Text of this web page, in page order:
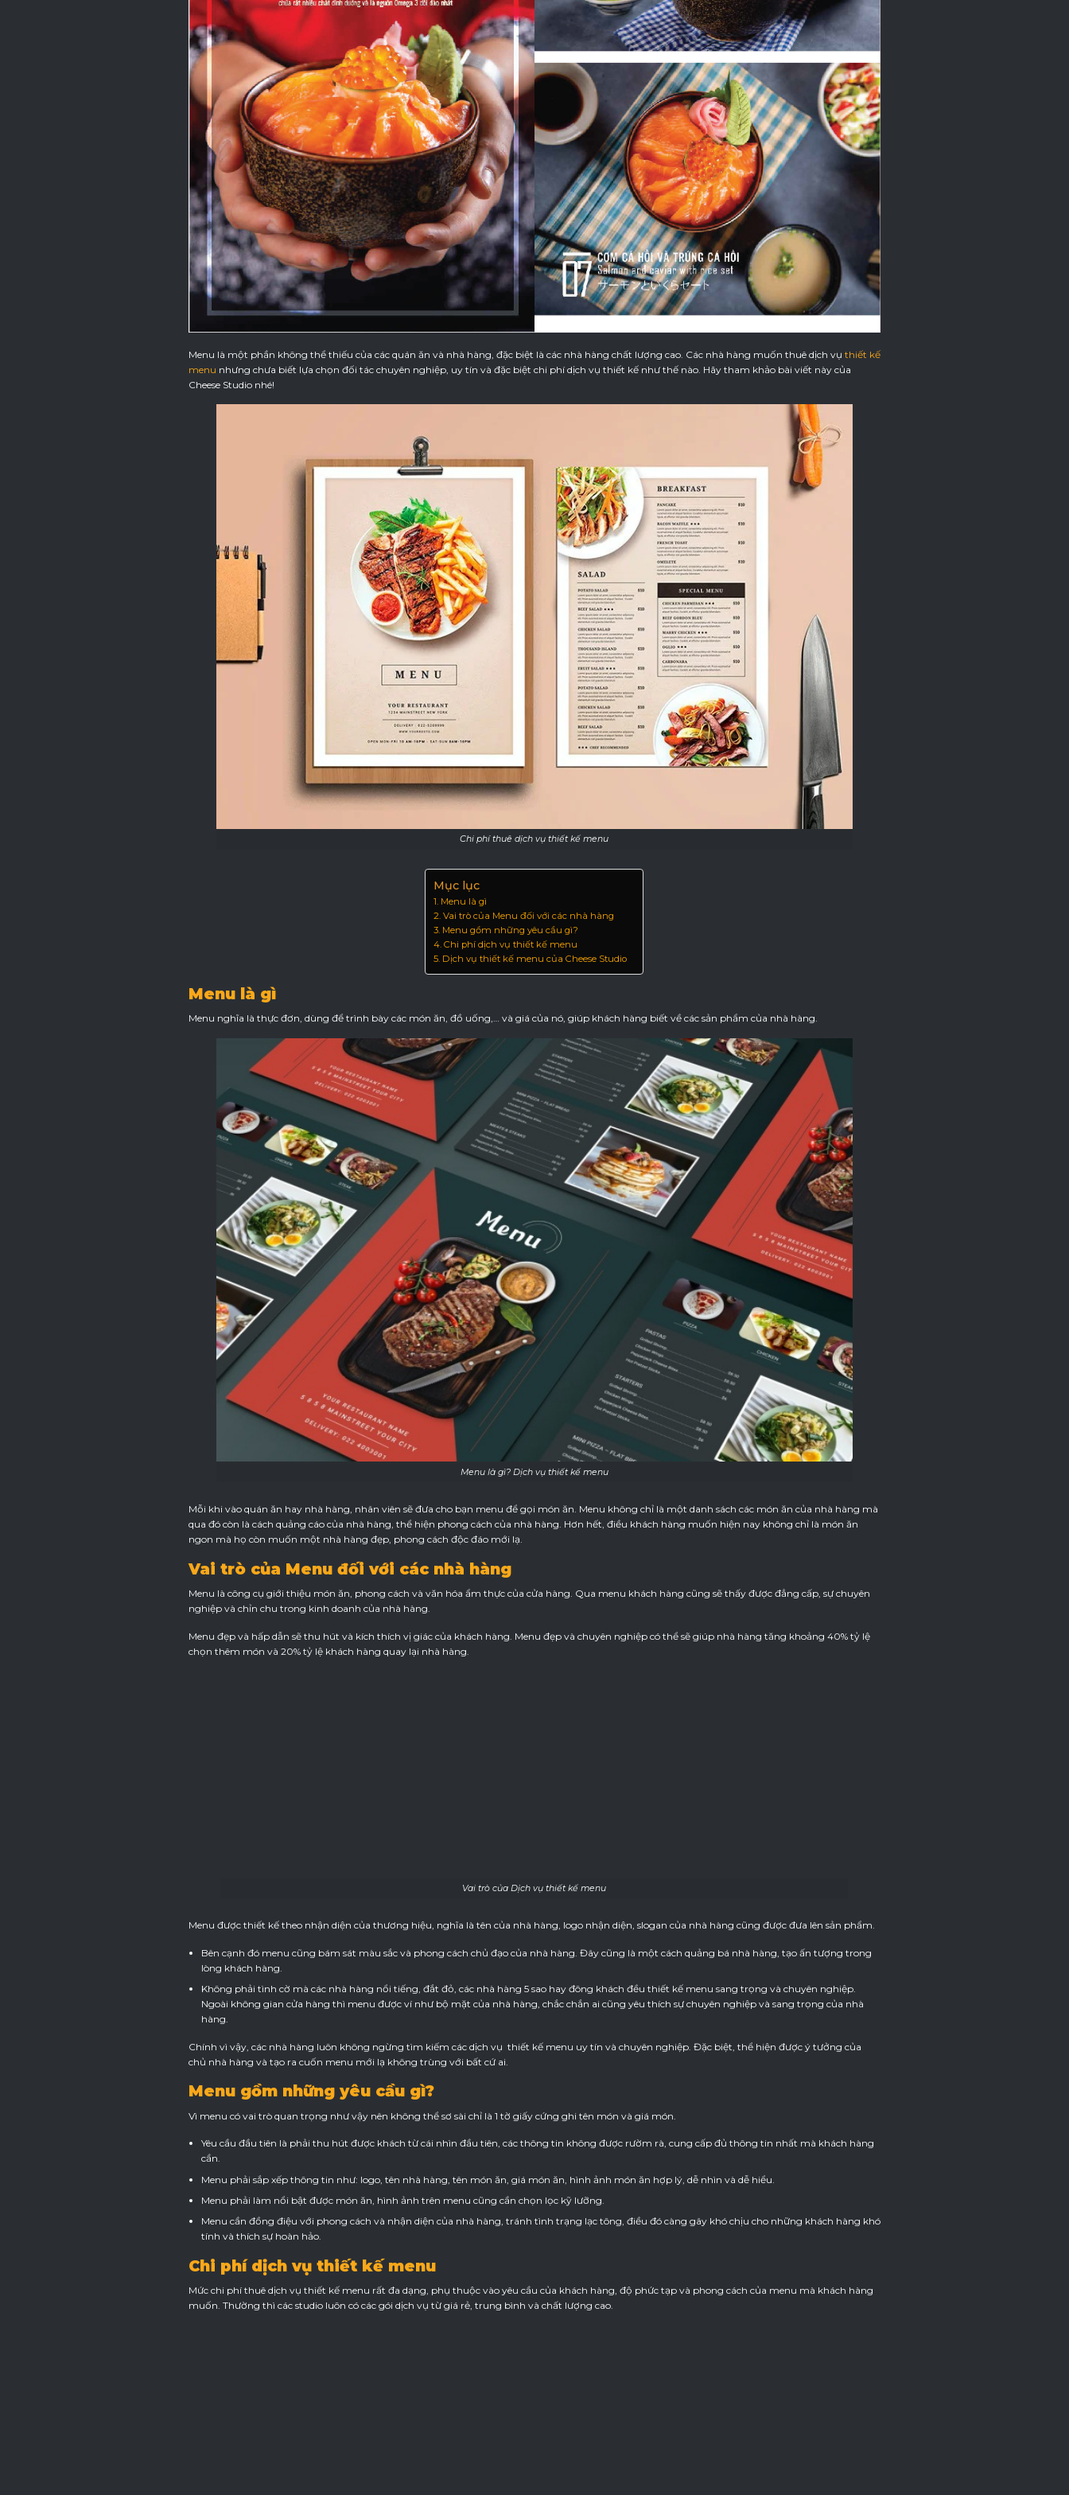
Menu là một phần không thể thiếu của các quán ăn và nhà hàng, đặc biệt là các nhà hàng chất lượng cao. Các nhà hàng muốn thuê dịch vụ thiết kế
menu nhưng chưa biết lựa chọn đối tác chuyên nghiệp, uy tín và đặc biệt chi phí dịch vụ thiết kế như thế nào. Hãy tham khảo bài viết này của
Cheese Studio nhé!
Chi phí thuê dịch vụ thiết kế menu
Mục lục
Menu là gì
Vai trò của Menu đối với các nhà hàng
Menu gồm những yêu cầu gì?
Chi phí dịch vụ thiết kế menu
Dịch vụ thiết kế menu của Cheese Studio
Menu là gì
Menu nghĩa là thực đơn, dùng để trình bày các món ăn, đồ uống,… và giá của nó, giúp khách hàng biết về các sản phẩm của nhà hàng.
Menu là gì? Dịch vụ thiết kế menu
Mỗi khi vào quán ăn hay nhà hàng, nhân viên sẽ đưa cho bạn menu để gọi món ăn. Menu không chỉ là một danh sách các món ăn của nhà hàng mà
qua đó còn là cách quảng cáo của nhà hàng, thể hiện phong cách của nhà hàng. Hơn hết, điều khách hàng muốn hiện nay không chỉ là món ăn
ngon mà họ còn muốn một nhà hàng đẹp, phong cách độc đáo mới lạ.
Vai trò của Menu đối với các nhà hàng
Menu là công cụ giới thiệu món ăn, phong cách và văn hóa ẩm thực của cửa hàng. Qua menu khách hàng cũng sẽ thấy được đẳng cấp, sự chuyên
nghiệp và chỉn chu trong kinh doanh của nhà hàng.
Menu đẹp và hấp dẫn sẽ thu hút và kích thích vị giác của khách hàng. Menu đẹp và chuyên nghiệp có thể sẽ giúp nhà hàng tăng khoảng 40% tỷ lệ
chọn thêm món và 20% tỷ lệ khách hàng quay lại nhà hàng.
Vai trò của Dịch vụ thiết kế menu
Menu được thiết kế theo nhận diện của thương hiệu, nghĩa là tên của nhà hàng, logo nhận diện, slogan của nhà hàng cũng được đưa lên sản phẩm.
Bên cạnh đó menu cũng bám sát màu sắc và phong cách chủ đạo của nhà hàng. Đây cũng là một cách quảng bá nhà hàng, tạo ấn tượng trong
lòng khách hàng.
Không phải tình cờ mà các nhà hàng nổi tiếng, đắt đỏ, các nhà hàng 5 sao hay đông khách đều thiết kế menu sang trọng và chuyên nghiệp.
Ngoài không gian cửa hàng thì menu được ví như bộ mặt của nhà hàng, chắc chắn ai cũng yêu thích sự chuyên nghiệp và sang trọng của nhà
hàng.
Chính vì vậy, các nhà hàng luôn không ngừng tìm kiếm các dịch vụ thiết kế menu uy tín và chuyên nghiệp. Đặc biệt, thể hiện được ý tưởng của
chủ nhà hàng và tạo ra cuốn menu mới lạ không trùng với bất cứ ai.
Menu gồm những yêu cầu gì?
Vì menu có vai trò quan trọng như vậy nên không thể sơ sài chỉ là 1 tờ giấy cứng ghi tên món và giá món.
Yêu cầu đầu tiên là phải thu hút được khách từ cái nhìn đầu tiên, các thông tin không được rườm rà, cung cấp đủ thông tin nhất mà khách hàng
cần.
Menu phải sắp xếp thông tin như: logo, tên nhà hàng, tên món ăn, giá món ăn, hình ảnh món ăn hợp lý, dễ nhìn và dễ hiểu.
Menu phải làm nổi bật được món ăn, hình ảnh trên menu cũng cần chọn lọc kỹ lưỡng.
Menu cần đồng điệu với phong cách và nhận diện của nhà hàng, tránh tình trạng lạc tông, điều đó càng gây khó chịu cho những khách hàng khó
tính và thích sự hoàn hảo.
Chi phí dịch vụ thiết kế menu
Mức chi phí thuê dịch vụ thiết kế menu rất đa dạng, phụ thuộc vào yêu cầu của khách hàng, độ phức tạp và phong cách của menu mà khách hàng
muốn. Thường thì các studio luôn có các gói dịch vụ từ giá rẻ, trung bình và chất lượng cao.